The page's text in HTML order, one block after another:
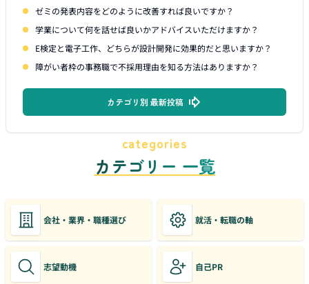
ゼミの発表内容をどのように改善すれば良いですか？
学業について何を話せば良いかアドバイスいただけますか？
E検定と電子工作、どちらが設計開発に効果的だと思いますか？
障がい者枠の事務職で不採用理由を知る方法はありますか？
カテゴリ別 最新投稿
categories
カテゴリー 一覧
会社・業界・職種選び 就活・転職の軸
志望動機 自己PR